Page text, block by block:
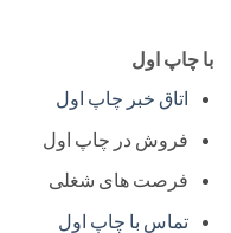
با چاپ اول
اتاق خبر چاپ اول
فروش در چاپ اول
فرصت های شغلی
تماس با چاپ اول